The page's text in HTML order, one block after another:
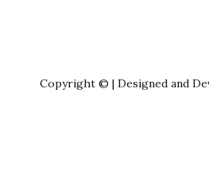
Copyright © | Designed and